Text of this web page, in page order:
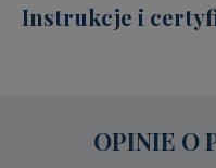
Instrukcje i
OPINIE O